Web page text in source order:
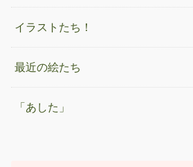
イラストたち！
最近の絵たち
「あした」